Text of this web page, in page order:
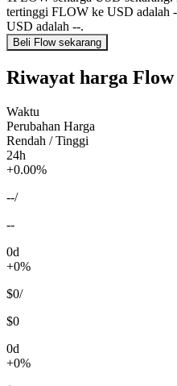
tertinggi FLOW ke USD adalah
USD adalah --.
Beli Flow sekarang
Riwayat harga Flow
Waktu
Perubahan Harga
Rendah / Tinggi
24h
+0.00%
--/
--
0d
+0%
$0/
$0
0d
+0%